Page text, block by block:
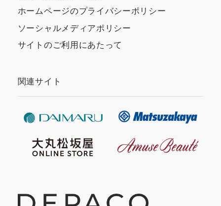
ホームページのプライバシーポリシー
ソーシャルメディアポリシー
サイトのご利用にあたって
関連サイト